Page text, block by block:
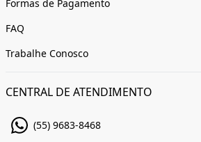
Formas de Pagamento
FAQ
Trabalhe Conosco
CENTRAL DE ATENDIMENTO
(55) 9683-8468